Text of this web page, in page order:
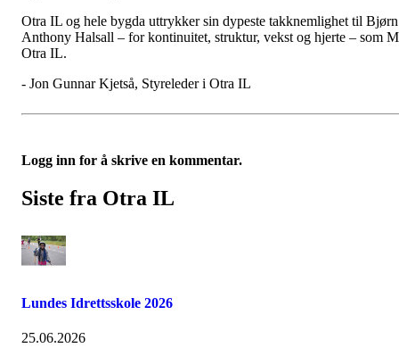
Otra IL og hele bygda uttrykker sin dypeste takknemlighet til Bjørn
Anthony Halsall – for kontinuitet, struktur, vekst og hjerte – som
Otra IL.
- Jon Gunnar Kjetså, Styreleder i Otra IL
Logg inn for å skrive en kommentar.
Siste fra Otra IL
Lundes Idrettsskole 2026
25.06.2026